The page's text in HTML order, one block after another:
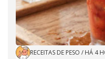
RECEITAS DE PESO / HÁ 4